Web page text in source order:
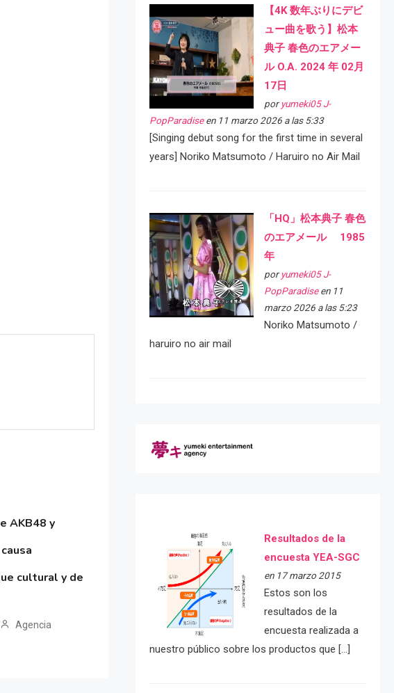
AKB48 y
cultural y de
Agencia
【4K 数年ぶりにデビ
ュー曲を歌う】松本
典子 春色のエアメー
ル O.A. 2024 年 02月
17日
por yumeki05 J-
PopParadiseen 11 marzo 2026 a las 5:33
[Singing debut song for the first time in several
years] Noriko Matsumoto / Haruiro no Air Mail
「HQ」松本典子 春色
のエアメール 1985
年
por yumeki05 J-
PopParadiseen 11
marzo 2026 a las 5:23
Noriko Matsumoto /
haruiro no air mail
Resultados de la
encuesta YEA-SGC
en 17 marzo 2015
Estos son los
resultados de la
encuesta realizada a
nuestro público sobre los productos que […]